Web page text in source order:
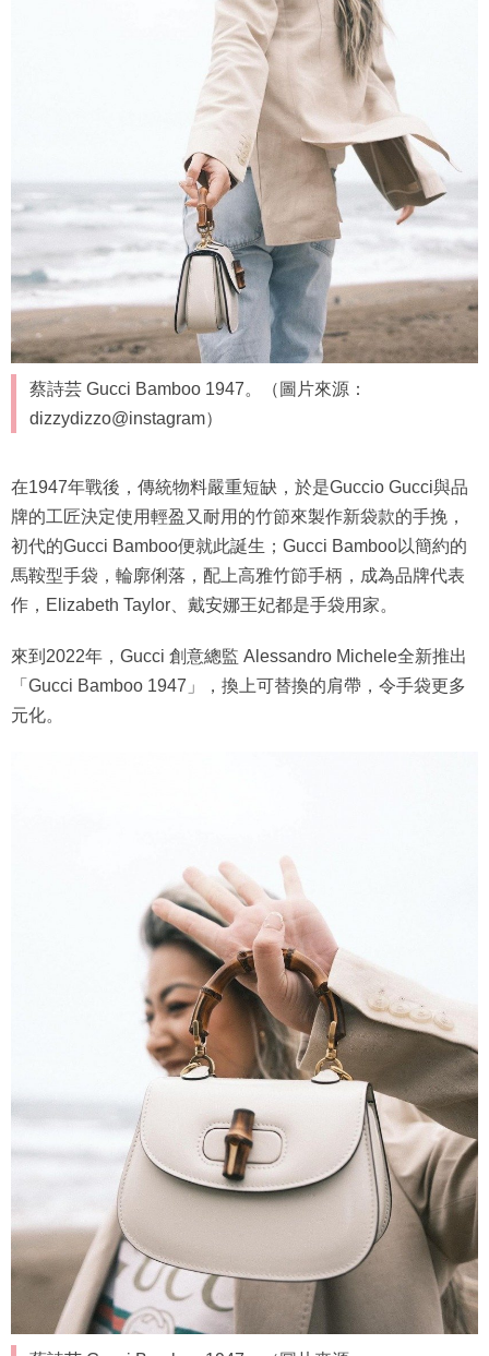
蔡詩芸 Gucci Bamboo 1947。（圖片來源：
dizzydizzo@instagram）
在1947年戰後，傳統物料嚴重短缺，於是Guccio Gucci與品
牌的工匠決定使用輕盈又耐用的竹節來製作新袋款的手挽，
初代的Gucci Bamboo便就此誕生；Gucci Bamboo以簡約的
馬鞍型手袋，輪廓俐落，配上高雅竹節手柄，成為品牌代表
作，Elizabeth Taylor、戴安娜王妃都是手袋用家。
來到2022年，Gucci 創意總監 Alessandro Michele全新推出
「Gucci Bamboo 1947」，換上可替換的肩帶，令手袋更多
元化。